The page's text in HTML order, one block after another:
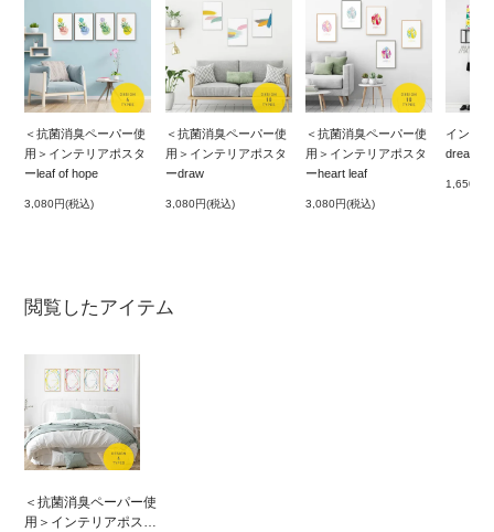
＜抗菌消臭ペーパー使
用＞インテリアポスタ
ーleaf of hope
3,080円(税込)
＜抗菌消臭ペーパー使
用＞インテリアポスタ
ーdraw
3,080円(税込)
＜抗菌消臭ペーパー使
用＞インテリアポスタ
ーheart leaf
3,080円(税込)
インテ
dream
1,650円
閲覧したアイテム
＜抗菌消臭ペーパー使
用＞インテリアポスタ